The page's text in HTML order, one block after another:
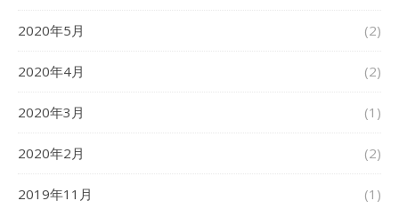
2020年5月 (2)
2020年4月 (2)
2020年3月 (1)
2020年2月 (2)
2019年11月 (1)